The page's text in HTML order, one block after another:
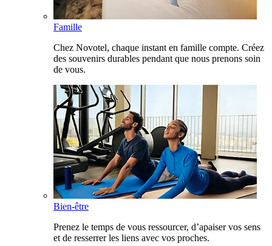
Famille
Chez Novotel, chaque instant en famille compte. Créez
des souvenirs durables pendant que nous prenons soin
de vous.
Bien-être
Prenez le temps de vous ressourcer, d’apaiser vos sens
et de resserrer les liens avec vos proches.